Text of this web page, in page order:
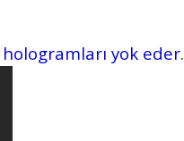
yok eder.